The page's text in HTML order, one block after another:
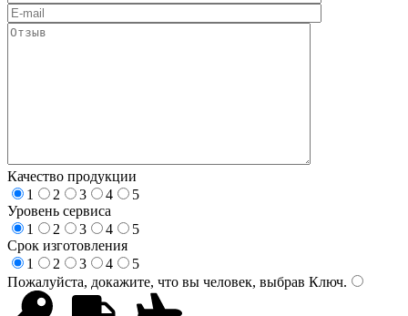
Качество продукции
1
2 3 4
5
Уровень сервиса
1
2 3 4
5
Срок изготовления
1
2 3 4
5
Пожалуйста, докажите, что вы человек, выбрав Ключ.